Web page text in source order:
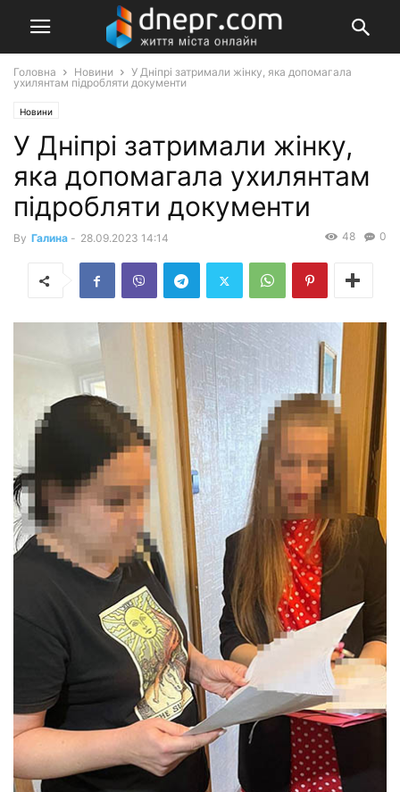
Головна Новини
У Дніпрі затримали жінку, яка допомагала
ухилянтам підробляти документи
Новини
У Дніпрі затримали жінку,
яка допомагала ухилянтам
підробляти документи
By Галина - 28.09.2023 14:14 0
48